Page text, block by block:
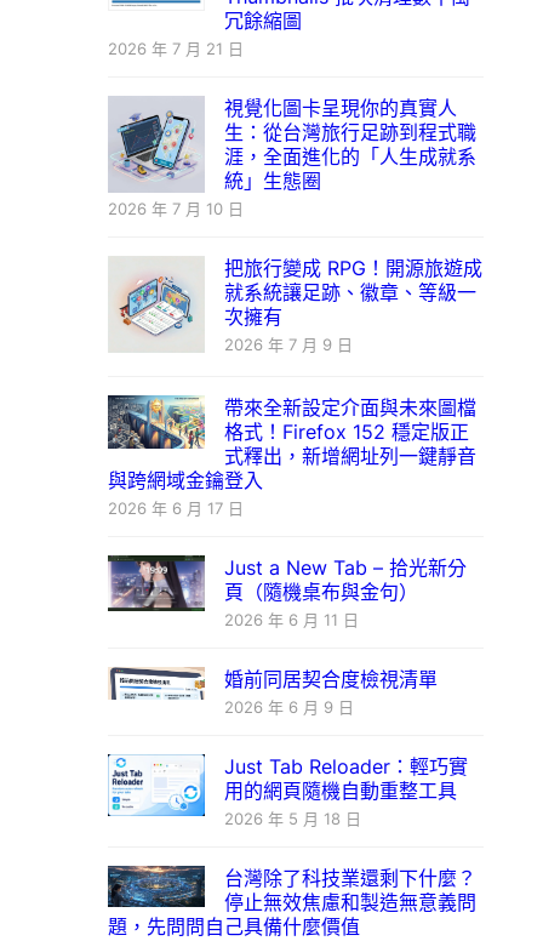
冗餘縮圖
2026 年 7 月 21 日
視覺化圖卡呈現你的真實人
生：從台灣旅行足跡到程式職
涯，全面進化的「人生成就系
統」生態圈
2026 年 7 月 10 日
把旅行變成 RPG！開源旅遊成
就系統讓足跡、徽章、等級一
次擁有
2026 年 7 月 9 日
帶來全新設定介面與未來圖檔
格式！Firefox 152 穩定版正
式釋出，新增網址列一鍵靜音
與跨網域金鑰登入
2026 年 6 月 17 日
Just a New Tab – 拾光新分
頁（隨機桌布與金句）
2026 年 6 月 11 日
婚前同居契合度檢視清單
2026 年 6 月 9 日
Just Tab Reloader：輕巧實
用的網頁隨機自動重整工具
2026 年 5 月 18 日
台灣除了科技業還剩下什麼？
停止無效焦慮和製造無意義問
題，先問問自己具備什麼價值